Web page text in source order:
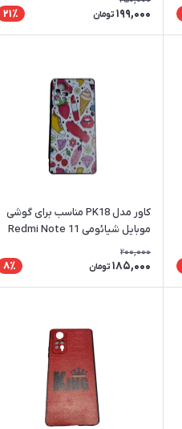
199,000 تومان 21٪
کاور مدل PK18 مناسب برای گوشی
موبایل شیائومی Redmi Note 11
Pro 4G / 5G
200,000
185,000 تومان 8٪